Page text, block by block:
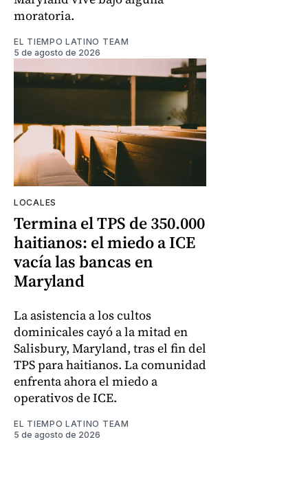
moratoria.
EL TIEMPO LATINO TEAM
5 de agosto de 2026
LOCALES
Termina el TPS de 350.000
haitianos: el miedo a ICE
vacía las bancas en
Maryland
La asistencia a los cultos
dominicales cayó a la mitad en
Salisbury, Maryland, tras el fin del
TPS para haitianos. La comunidad
enfrenta ahora el miedo a
operativos de ICE.
EL TIEMPO LATINO TEAM
5 de agosto de 2026